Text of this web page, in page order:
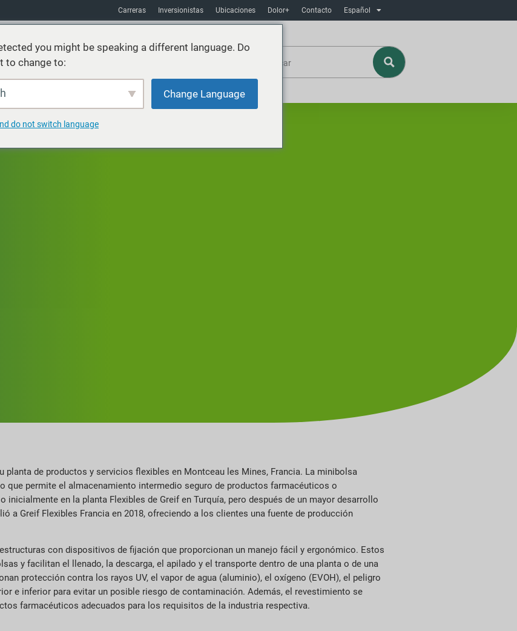
Carreras Inversionistas Ubicaciones Dolor+ Contacto Español
de productos y servicios flexibles en Montceau les Mines, Francia. La minibolsa
permite el almacenamiento intermedio seguro de productos farmacéuticos o
en la planta Flexibles de Greif en Turquía, pero después de un mayor desarrollo
a Greif Flexibles Francia en 2018, ofreciendo a los clientes una fuente de producción
con dispositivos de fijación que proporcionan un manejo fácil y ergonómico. Estos
y facilitan el llenado, la descarga, el apilado y el transporte dentro de una planta o de una
protección contra los rayos UV, el vapor de agua (aluminio), el oxígeno (EVOH), el peligro
e inferior para evitar un posible riesgo de contaminación. Además, el revestimiento se
farmacéuticos adecuados para los requisitos de la industria respectiva.
you might be speaking a different language. Do
to change to:
Change Language
do not switch language